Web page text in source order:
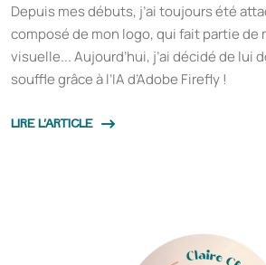
Depuis mes débuts, j’ai toujours été
composé de mon logo, qui fait partie de
visuelle... Aujourd’hui, j’ai décidé de lui
souffle grâce à l’IA d’Adobe Firefly !
LIRE L'ARTICLE